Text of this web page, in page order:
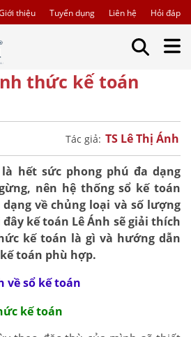
thiệu Tuyển dụng Liên hệ Hỏi đáp
thức kế toán
Tác giả: TS Lê Thị Ánh
hết sức phong phú đa dạng
nên hệ thống sổ kế toán
về chủng loại và số lượng
kế toán Lê Ánh sẽ giải thích
kế toán là gì và hướng dẫn
toán phù hợp.
về sổ kế toán
kế toán